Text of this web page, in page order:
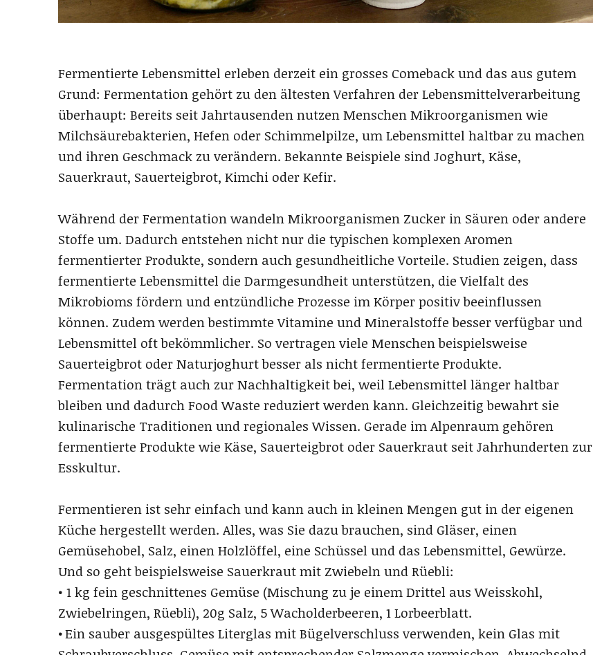
Fermentierte Lebensmittel erleben derzeit ein grosses Comeback und das aus gutem
Grund: Fermentation gehört zu den ältesten Verfahren der Lebensmittelverarbeitung
überhaupt: Bereits seit Jahrtausenden nutzen Menschen Mikroorganismen wie
Milchsäurebakterien, Hefen oder Schimmelpilze, um Lebensmittel haltbar zu machen
und ihren Geschmack zu verändern. Bekannte Beispiele sind Joghurt, Käse,
Sauerkraut, Sauerteigbrot, Kimchi oder Kefir.
Während der Fermentation wandeln Mikroorganismen Zucker in Säuren oder andere
Stoffe um. Dadurch entstehen nicht nur die typischen komplexen Aromen
fermentierter Produkte, sondern auch gesundheitliche Vorteile. Studien zeigen, dass
fermentierte Lebensmittel die Darmgesundheit unterstützen, die Vielfalt des
Mikrobioms fördern und entzündliche Prozesse im Körper positiv beeinflussen
können. Zudem werden bestimmte Vitamine und Mineralstoffe besser verfügbar und
Lebensmittel oft bekömmlicher. So vertragen viele Menschen beispielsweise
Sauerteigbrot oder Naturjoghurt besser als nicht fermentierte Produkte.
Fermentation trägt auch zur Nachhaltigkeit bei, weil Lebensmittel länger haltbar
bleiben und dadurch Food Waste reduziert werden kann. Gleichzeitig bewahrt sie
kulinarische Traditionen und regionales Wissen. Gerade im Alpenraum gehören
fermentierte Produkte wie Käse, Sauerteigbrot oder Sauerkraut seit Jahrhunderten zur
Esskultur.
Fermentieren ist sehr einfach und kann auch in kleinen Mengen gut in der eigenen
Küche hergestellt werden. Alles, was Sie dazu brauchen, sind Gläser, einen
Gemüsehobel, Salz, einen Holzlöffel, eine Schüssel und das Lebensmittel, Gewürze.
Und so geht beispielsweise Sauerkraut mit Zwiebeln und Rüebli:
• 1 kg fein geschnittenes Gemüse (Mischung zu je einem Drittel aus Weisskohl,
Zwiebelringen, Rüebli), 20g Salz, 5 Wacholderbeeren, 1 Lorbeerblatt.
• Ein sauber ausgespültes Literglas mit Bügelverschluss verwenden, kein Glas mit